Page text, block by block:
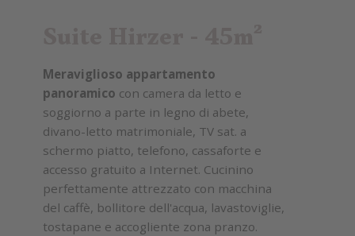
Meraviglioso appartamento
panoramico con camera da letto e
soggiorno a parte in legno di abete,
divano-letto matrimoniale, TV sat. a
schermo piatto, telefono, cassaforte e
accesso gratuito a Internet. Cucinino
perfettamente attrezzato con macchina
del caffè, bollitore dell'acqua, lavastoviglie,
tostapane e accogliente zona pranzo.